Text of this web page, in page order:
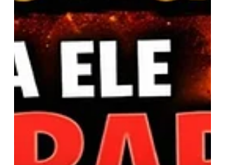
clamor sincero. Se for da vontade
divina e para o bem de nossas vidas,
toca agora o coração de Fulano,
desfaz toda mágoa, todo orgulho,
toda